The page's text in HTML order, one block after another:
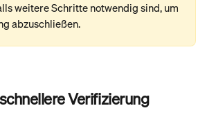
weitere Schritte notwendig sind, um
abzuschließen.
Verifizierung